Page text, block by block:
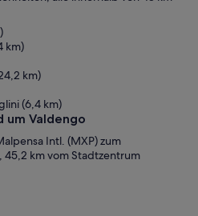
km)
km)
(6,4 km)
um Valdengo
Intl. (MXP) zum
km vom Stadtzentrum